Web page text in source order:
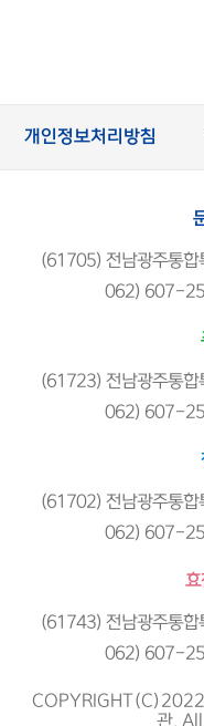
개인정보처리방침
(61705) 전남광주통합
062) 607-
(61723) 전남광주통합
062) 607-
(61702) 전남광주통합
062) 607-
효
(61743) 전남광주통합
062) 607-
COPYRIGHT(C)2022
관.